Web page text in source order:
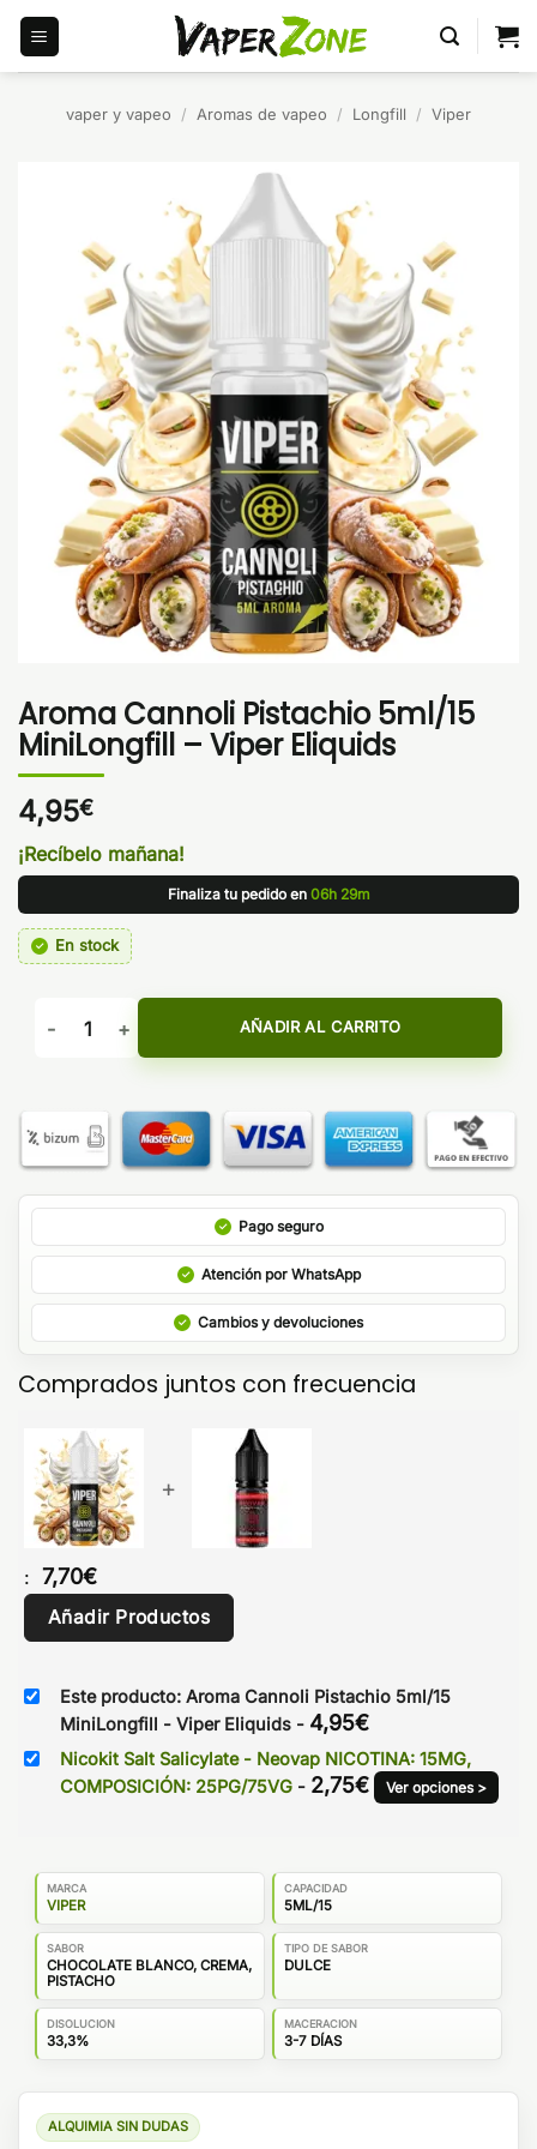
Saltar
contenido
vaper y vapeo / Aromas de vapeo / Longfill / Viper
Aroma Cannoli Pistachio 5ml/15
MiniLongfill – Viper Eliquids
4,95€
¡Recíbelo mañana!
Finaliza tu pedido en 06h 29m
En stock
Aroma Cannoli Pistachio 5ml/15 MiniLongfill - Viper
AÑADIR AL CARRITO
Pago seguro
Atención por WhatsApp
Cambios y devoluciones
Comprados juntos con frecuencia
+
: 7,70€
Añadir Productos
Este producto: Aroma Cannoli Pistachio 5ml/15
MiniLongfill - Viper Eliquids - 4,95€
Nicokit Salt Salicylate - Neovap NICOTINA: 15MG,
COMPOSICIÓN: 25PG/75VG - 2,75€ Ver opciones >
MARCA
VIPER
CAPACIDAD
5ML/15
SABOR
CHOCOLATE BLANCO, CREMA,
PISTACHO
TIPO DE SABOR
DULCE
DISOLUCION
33,3%
MACERACION
3-7 DÍAS
ALQUIMIA SIN DUDAS